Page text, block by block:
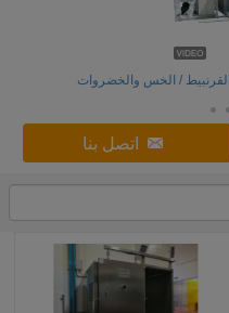
/ الخس والخضروات
اتصل بنا